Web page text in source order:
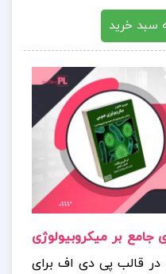
سبد خرید
بر میکروبیولوژی
در قالب پی دی اف برای